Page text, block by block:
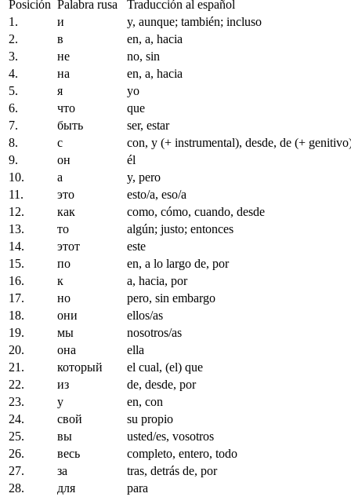
Posición Palabra rusa
Traducción al español
1.
и
y, aunque; también; incluso
2.
в
en, a, hacia
3.
не
no, sin
4.
на
en, a, hacia
5.
я
yo
6.
что
que
7.
быть
ser, estar
8.
с
con, y (+ instrumental), desde, de (+
9.
он
él
10.
а
y, pero
11.
это
esto/a, eso/a
12.
как
como, cómo, cuando, desde
13.
то
algún; justo; entonces
14.
этот
este
15.
по
en, a lo largo de, por
16.
к
a, hacia, por
17.
но
pero, sin embargo
18.
они
ellos/as
19.
мы
nosotros/as
20.
она
ella
21.
который
el cual, (el) que
22.
из
de, desde, por
23.
у
en, con
24.
свой
su propio
25.
вы
usted/es, vosotros
26.
весь
completo, entero, todo
27.
за
tras, detrás de, por
28.
для
para